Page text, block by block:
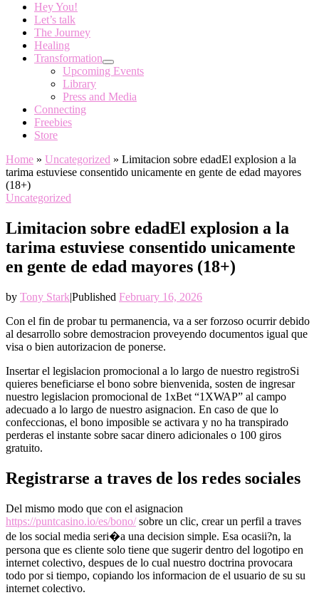
Hey You!
Let’s talk
The Journey
Healing
Transformation
Upcoming Events
Library
Press and Media
Connecting
Freebies
Store
Home » Uncategorized » Limitacion sobre edadEl explosion a la
tarima estuviese consentido unicamente en gente de edad mayores
(18+)
Uncategorized
Limitacion sobre edadEl explosion a la
tarima estuviese consentido unicamente
en gente de edad mayores (18+)
by Tony Stark|Published February 16, 2026
Con el fin de probar tu permanencia, va a ser forzoso ocurrir debido
al desarrollo sobre demostracion proveyendo documentos igual que
visa o bien autorizacion de ponerse.
Insertar el legislacion promocional a lo largo de nuestro registroSi
quieres beneficiarse el bono sobre bienvenida, sosten de ingresar
nuestro legislacion promocional de 1xBet “1XWAP” al campo
adecuado a lo largo de nuestro asignacion. En caso de que lo
confeccionas, el bono imposible se activara y no ha transpirado
perderas el instante sobre sacar dinero adicionales o 100 giros
gratuito.
Registrarse a traves de los redes sociales
Del mismo modo que con el asignacion
https://puntcasino.io/es/bono/sobre un clic, crear un perfil a traves
de los social media seri�a una decision simple. Esa ocasii?n, la
persona que es cliente solo tiene que sugerir dentro del logotipo en
internet colectivo, despues de lo cual nuestro doctrina provocara
todo por si tiempo, copiando los informacion de el usuario de su su
internet colectivo.